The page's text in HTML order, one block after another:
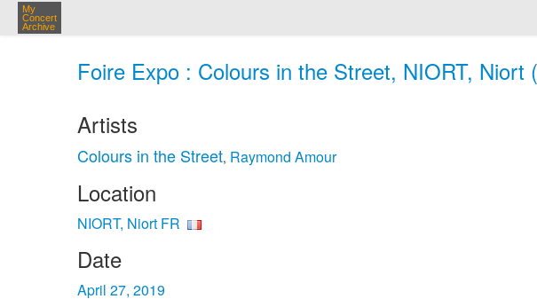
My
Concert
Archive
Foire Expo : Colours in the Street, NIORT, Niort
Artists
Colours in the Street, Raymond Amour
Location
NIORT, Niort FR
Date
April 27, 2019